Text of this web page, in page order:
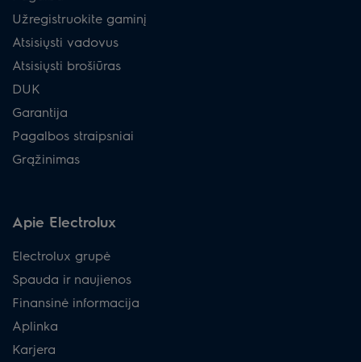
Užregistruokite gaminį
Atsisiųsti vadovus
Atsisiųsti brošiūras
DUK
Garantija
Pagalbos straipsniai
Grąžinimas
Apie Electrolux
Electrolux grupė
Spauda ir naujienos
Finansinė informacija
Aplinka
Karjera